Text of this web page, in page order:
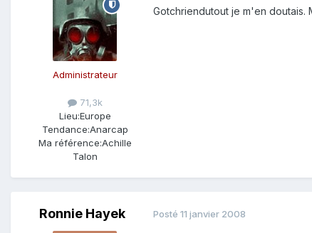
Administrateur
71,3k
Lieu:Europe
Tendance:Anarcap
Ma référence:Achille
Talon
Gotchriendutout je m'en doutais.
Ronnie Hayek Posté 11 janvier 2008